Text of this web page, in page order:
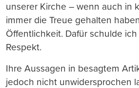
unserer Kirche – wenn auch in
immer die Treue gehalten
Öffentlichkeit. Dafür schulde
Respekt.
Ihre Aussagen in besagtem
jedoch nicht unwidersprochen